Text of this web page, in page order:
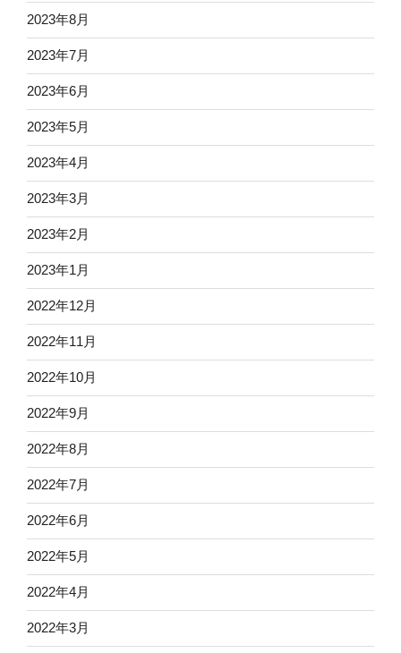
2023年8月
2023年7月
2023年6月
2023年5月
2023年4月
2023年3月
2023年2月
2023年1月
2022年12月
2022年11月
2022年10月
2022年9月
2022年8月
2022年7月
2022年6月
2022年5月
2022年4月
2022年3月